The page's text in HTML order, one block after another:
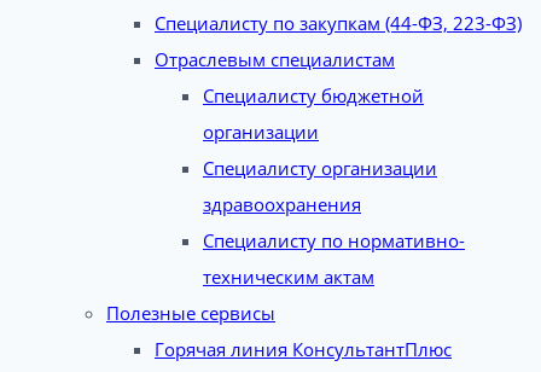
Специалисту по закупкам (44-ФЗ, 223-ФЗ)
Отраслевым специалистам
Специалисту бюджетной
организации
Специалисту организации
здравоохранения
Специалисту по нормативно-
техническим актам
Полезные сервисы
Горячая линия КонсультантПлюс